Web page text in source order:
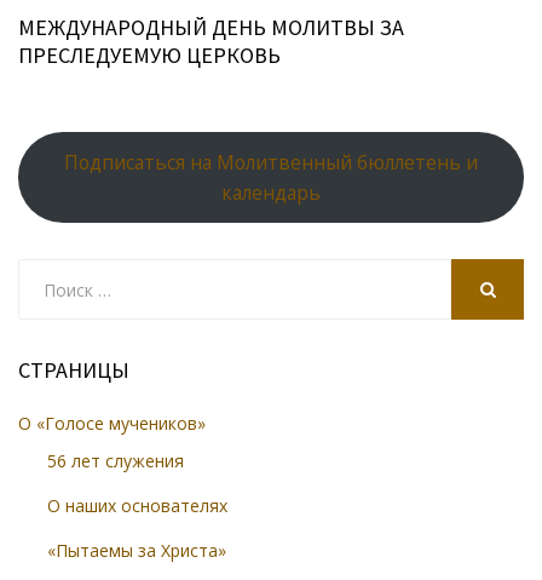
МЕЖДУНАРОДНЫЙ ДЕНЬ МОЛИТВЫ ЗА
ПРЕСЛЕДУЕМУЮ ЦЕРКОВЬ
Подписаться на Молитвенный бюллетень и
календарь
СТРАНИЦЫ
О «Голосе мучеников»
56 лет служения
О наших основателях
«Пытаемы за Христа»